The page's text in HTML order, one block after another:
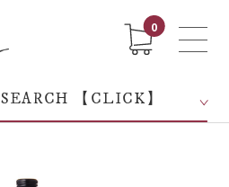
0
SEARCH 【CLICK】